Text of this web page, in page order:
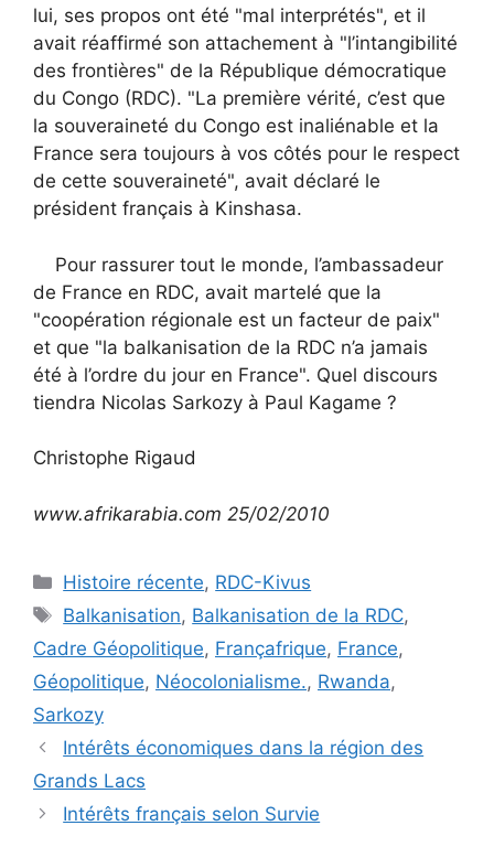
lui, ses propos ont été "mal interprétés", et il
avait réaffirmé son attachement à "l’intangibilité
des frontières" de la République démocratique
du Congo (RDC). "La première vérité, c’est que
la souveraineté du Congo est inaliénable et la
France sera toujours à vos côtés pour le respect
de cette souveraineté", avait déclaré le
président français à Kinshasa.
Pour rassurer tout le monde, l’ambassadeur
de France en RDC, avait martelé que la
"coopération régionale est un facteur de paix"
et que "la balkanisation de la RDC n’a jamais
été à l’ordre du jour en France". Quel discours
tiendra Nicolas Sarkozy à Paul Kagame ?
Christophe Rigaud
www.afrikarabia.com 25/02/2010
Catégories
Histoire récente, RDC-Kivus
Étiquettes
Balkanisation, Balkanisation de la RDC,
Cadre Géopolitique, Françafrique, France,
Géopolitique, Néocolonialisme., Rwanda,
Sarkozy
Intérêts économiques dans la région des
Grands Lacs
Intérêts français selon Survie